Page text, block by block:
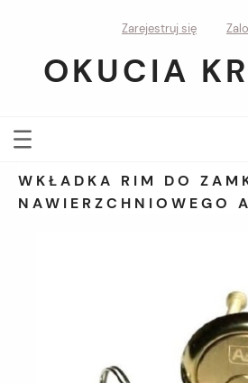
Zarejestruj się
OKUCIA
WKŁADKA RIM DO
NAWIERZCHNIOWEGO